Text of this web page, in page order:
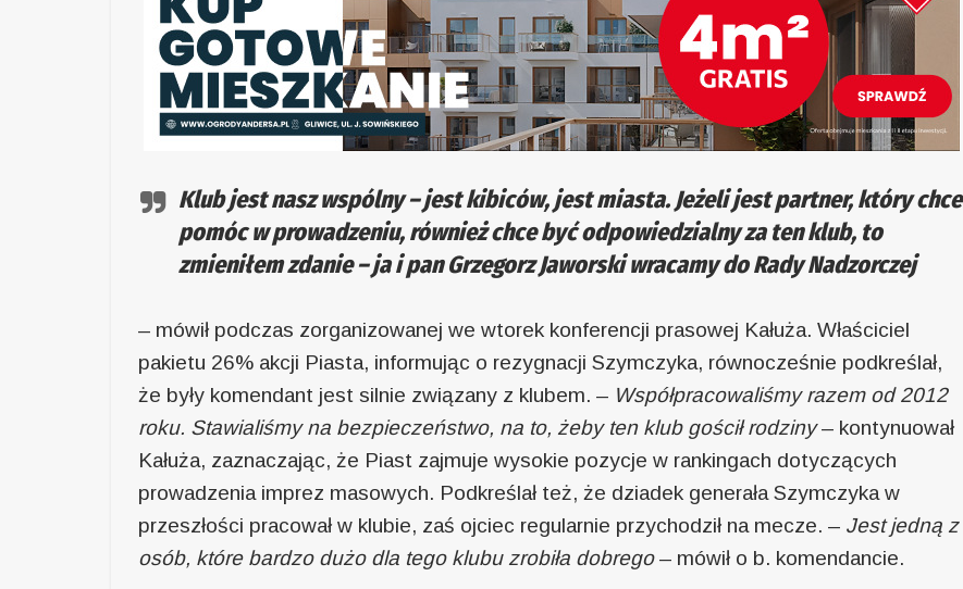
Klub jest nasz wspólny – jest kibiców, jest miasta. Jeżeli jest partner, który chce
pomóc w prowadzeniu, również chce być odpowiedzialny za ten klub, to
zmieniłem zdanie – ja i panGrzegorz Jaworskiwracamy do Rady Nadzorczej
– mówił podczas zorganizowanej we wtorek konferencji prasowej Kałuża. Właściciel
pakietu 26% akcji Piasta, informując o rezygnacji Szymczyka, równocześnie podkreślał,
że były komendant jest silnie związany z klubem. – Współpracowaliśmy razem od 2012
roku. Stawialiśmy na bezpieczeństwo, na to, żeby ten klub gościł rodziny– kontynuował
Kałuża, zaznaczając, że Piast zajmuje wysokie pozycje w rankingach dotyczących
prowadzenia imprez masowych. Podkreślał też, że dziadek generała Szymczyka w
przeszłości pracował w klubie, zaś ojciec regularnie przychodził na mecze. – Jest jedną z
osób, które bardzo dużo dla tego klubu zrobiła dobrego– mówił o b. komendancie.